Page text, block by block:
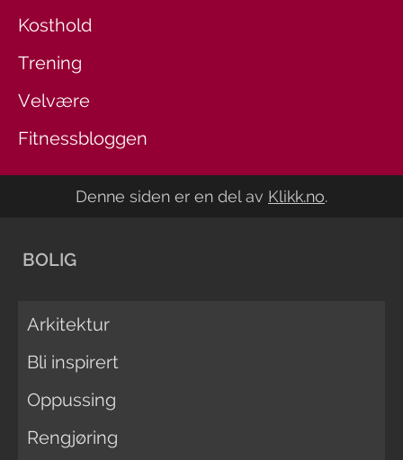
Kosthold
Trening
Velvære
Fitnessbloggen
Denne siden er en del av Klikk.no.
BOLIG
Arkitektur
Bli inspirert
Oppussing
Rengjøring